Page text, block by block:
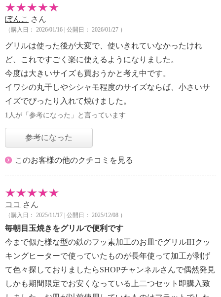
ぽんこ さん
（購入日： 2026/01/16 | 公開日： 2026/01/27 ）
グリルは使った後が大変で、使いきれていなかったけれ
ど、これですごく楽に使えるようになりました。
今度は大きいサイズも買おうかと考え中です。
イワシの丸干しやシシャモ程度のサイズならば、小さいサ
イズでぴったり入れて焼けました。
1人が「参考になった」と言っています
参考になった
このお客様の他のクチコミを見る
ココ さん
（購入日： 2025/11/17 | 公開日： 2025/12/08 ）
毎朝目玉焼きをグリルで便利です
今まで似た様な型の鉄のフッ素加工のお皿でグリルIHクッ
キングヒーターで使っていたものが長年使って加工が剥げ
て色々探しておりましたらSHOPチャンネルさんで偶然発見
しかも期間限定でお安くなっている上二つセット即購入致